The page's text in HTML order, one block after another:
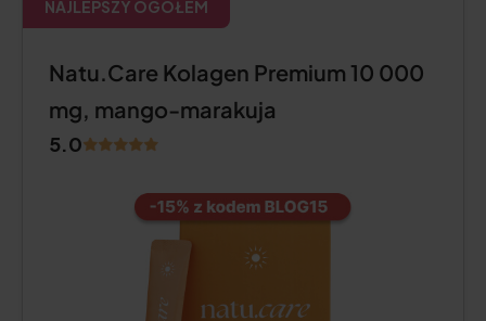
NAJLEPSZY OGÓŁEM
Natu.Care Kolagen Premium 10 000
mg, mango-marakuja
5.0